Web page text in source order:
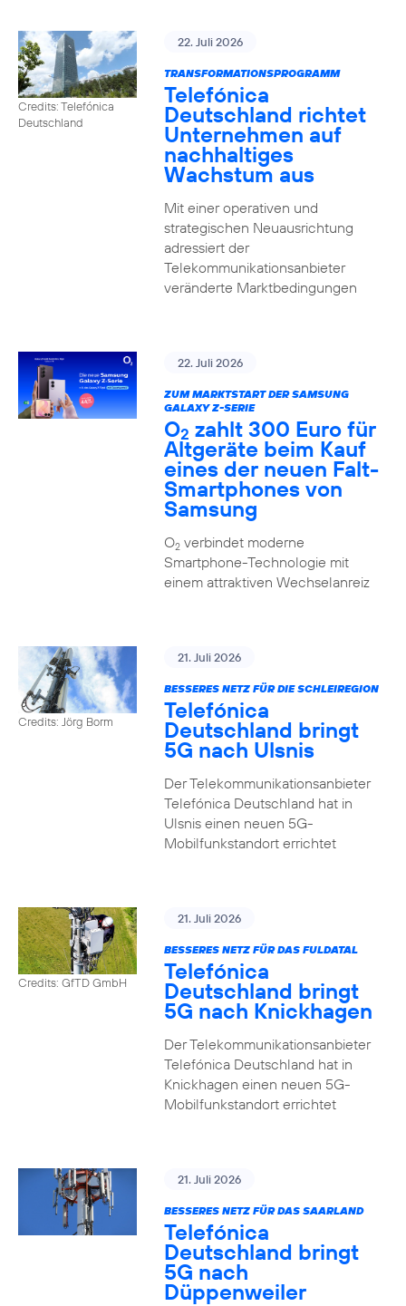
Credits: Telefónica
Deutschland
22. Juli 2026
TRANSFORMATIONSPROGRAMM
Telefónica
Deutschland richtet
Unternehmen auf
nachhaltiges
Wachstum aus
Mit einer operativen und
strategischen Neuausrichtung
adressiert der
Telekommunikationsanbieter
veränderte Marktbedingungen
22. Juli 2026
ZUM MARKTSTART DER SAMSUNG
GALAXY Z-SERIE
O2 zahlt 300 Euro für
Altgeräte beim Kauf
eines der neuen Falt-
Smartphones von
Samsung
O2verbindet moderne
Smartphone-Technologie mit
einem attraktiven Wechselanreiz
Credits: Jörg Borm
21. Juli 2026
BESSERES NETZ FÜR DIE SCHLEIREGION
Telefónica
Deutschland bringt
5G nach Ulsnis
Der Telekommunikationsanbieter
Telefónica Deutschland hat in
Ulsnis einen neuen 5G-
Mobilfunkstandort errichtet
Credits: GfTD GmbH
21. Juli 2026
BESSERES NETZ FÜR DAS FULDATAL
Telefónica
Deutschland bringt
5G nach Knickhagen
Der Telekommunikationsanbieter
Telefónica Deutschland hat in
Knickhagen einen neuen 5G-
Mobilfunkstandort errichtet
21. Juli 2026
BESSERES NETZ FÜR DAS SAARLAND
Telefónica
Deutschland bringt
5G nach
Düppenweiler